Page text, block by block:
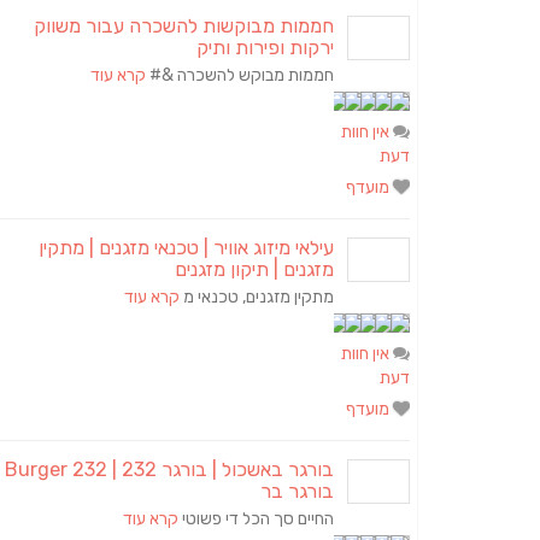
חממות מבוקשות להשכרה עבור משווק
ירקות ופירות ותיק
חממות מבוקש להשכרה &# קרא עוד
אין חוות
דעת
מועדף
עילאי מיזוג אוויר | טכנאי מזגנים | מתקין
מזגנים | תיקון מזגנים
מתקין מזגנים, טכנאי מ קרא עוד
אין חוות
דעת
מועדף
בורגר בר
החיים סך הכל די פשוטי קרא עוד